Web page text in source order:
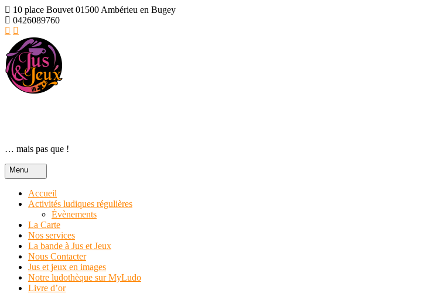
Skip
to
content
10 place Bouvet 01500 Ambérieu en Bugey
0426089760
… mais pas que !
Menu
Accueil
Activités ludiques régulières
Évènements
La Carte
Nos services
La bande à Jus et Jeux
Nous Contacter
Jus et jeux en images
Notre ludothèque sur MyLudo
Livre d’or